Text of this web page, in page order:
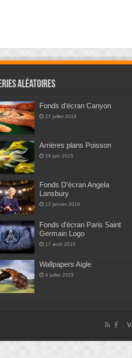
Aléatoires
Fonds d’écran Canyon
22 juillet 2015
Arrières plans Poisson
29 juin 2015
Fonds D’écran Angela
Lansbury
13 janvier 2016
Fonds d’écran Paris Saint
Germain Logo
17 août 2015
Wallpapers Aigle
4 juillet 2015